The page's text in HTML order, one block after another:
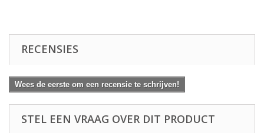
RECENSIES
Wees de eerste om een recensie te schrijven!
STEL EEN VRAAG OVER DIT PRODUCT